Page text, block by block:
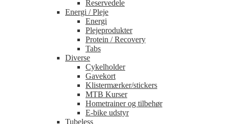
Reservedele
Energi / Pleje
Energi
Plejeprodukter
Protein / Recovery
Tabs
Diverse
Cykelholder
Gavekort
Klistermærker/stickers
MTB Kurser
Hometrainer og tilbehør
E-bike udstyr
Tubeless